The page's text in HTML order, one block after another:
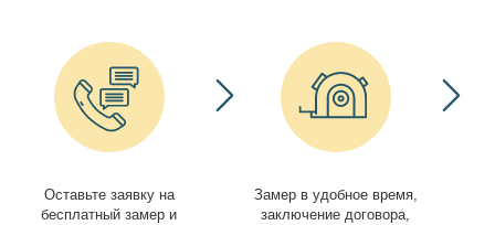
Оставьте заявку на
бесплатный замер и
Замер в удобное время,
заключение договора,